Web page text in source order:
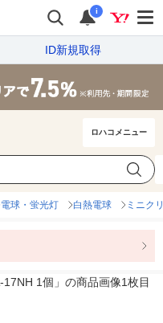
i
ID新規取得
ロハコメニュー
電球・蛍光灯 白熱電球 ミニク